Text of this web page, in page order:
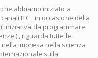
che abbiamo iniziato a
ITC , in occasione della
iniziativa da programmare
) , riguarda tutte le
impresa nella scienza
sulla